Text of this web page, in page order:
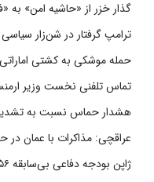
گذار خزر از «حاشیه امن» به
ترامپ گرفتار در شن‌زار سیاسی
حمله موشکی به کشتی
تماس تلفنی نخست وزیر
هشدار حماس نسبت به
عراقچی: مذاکرات با عمان در
ژاپن بودجه دفاعی بی‌سابقه ۵۶ میلیارد دلاری را در نظر دارد